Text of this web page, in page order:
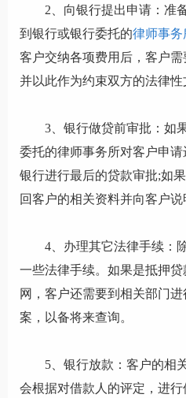
2、向银行提出申请：准
到银行或银行委托的律师事务
客户交纳各项费用后，客户需
并以此作为约束双方的法律性
3、银行做贷前审批：如
委托的律师事务所对客户申
银行进行最后的贷款审批;如
回客户的相关资料并向客户说
4、办理其它法律手续：
一些法律手续。如果是抵押贷
网，客户还需要到相关部门
案，以备将来查询。
5、银行放款：客户的相
会根据对借款人的评定，进